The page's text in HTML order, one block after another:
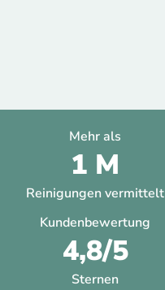
Mehr als
1 M
Reinigungen vermittelt
Kundenbewertung
4,8/5
Sternen